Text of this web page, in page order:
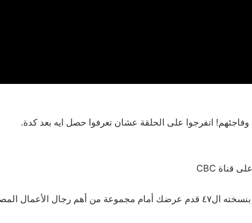
اتفرجوا على الحلقة عشان تعرفوا حصل ايه بعد كدة.
شريكك لتحقيق حلمك.